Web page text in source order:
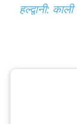
हल्द्वानी: